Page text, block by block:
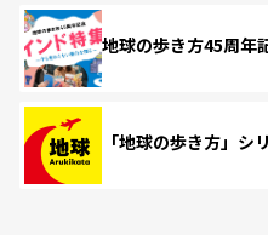
地球の歩き方45周年
「地球の歩き方」シ